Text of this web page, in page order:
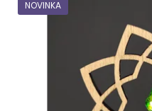
NOVINKA